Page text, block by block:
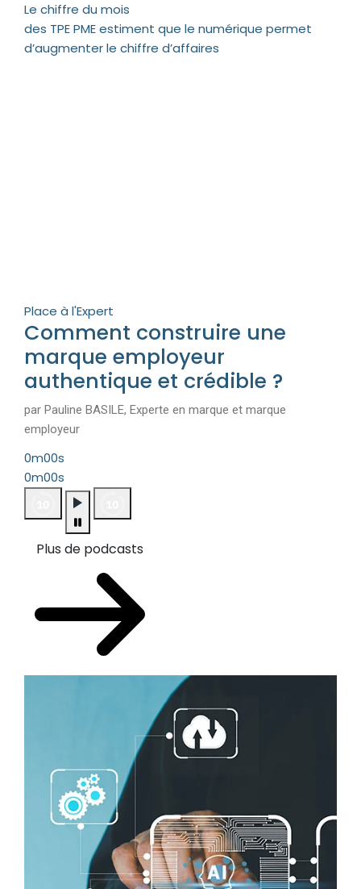
Le chiffre du mois
des TPE PME estiment que le numérique permet
d’augmenter le chiffre d’affaires
Place à l'Expert
Comment construire une
marque employeur
authentique et crédible ?
par Pauline BASILE, Experte en marque et marque
employeur
0m00s
0m00s
Plus de podcasts